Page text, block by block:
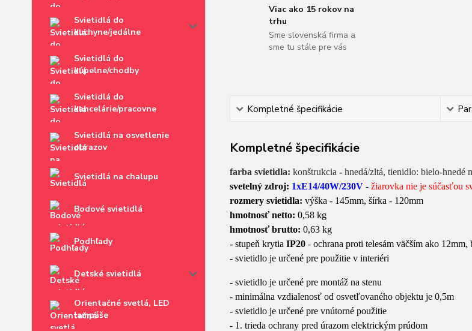
Svietidlá do
kuchyne/jedálne
Svietidlá do
kúpelne/chodby
Svietidlá do
kancelárie/pracovne
Svietidlá na osvetlenie
obrazov
Svietidlá na chalupu
Bodové svietidlá
Podhľady
Detské svietidlá
Orientačné svetlá, LED
lampáše
Viac ako 15 rokov na
trhu
Sme slovenská firma a
sme tu stále pre vás
Kompletné špecifikácie
Kompletné špecifikácie
farba svietidla: konštrukcia - hnedá/zltá, tienidlo: bielo-hnedé
svetelný zdroj: 1xE14/40W/230V - žiarovka nie je súčasťou
rozmery svietidla: výška - 145mm, šírka - 120mm
hmotnosť netto: 0,58 kg
hmotnosť brutto: 0,63 kg
- stupeň krytia IP20- ochrana proti telesám väčším ako 12mm,
- svietidlo je určené pre použitie v interiéri
- svietidlo je určené pre montáž na stenu
- minimálna vzdialenosť od osvetľovaného objektu je 0,5m
- svietidlo je určené pre vnútorné použitie
- 1. trieda ochrany pred úrazom elektrickým prúdom